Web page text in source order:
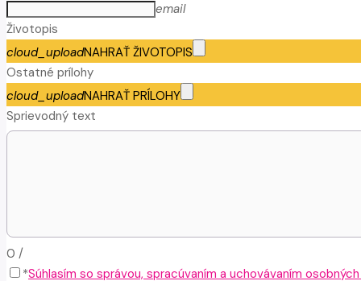
email
Životopis
cloud_uploadNAHRAŤ ŽIVOTOPIS
Ostatné prílohy
cloud_uploadNAHRAŤ PRÍLOHY
Sprievodný text
0 /
*Súhlasím so správou, spracúvaním a uchovávaním